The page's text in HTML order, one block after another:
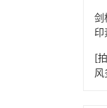
剑
印
[
风